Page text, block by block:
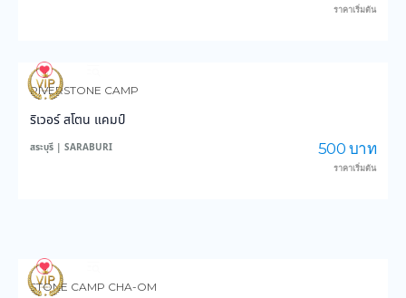
ราคาเริ่มต้น
108
RIVERSTONE CAMP
ริเวอร์ สโตน แคมป์
สระบุรี | SARABURI 500 บาท
ราคาเริ่มต้น
112
STONE CAMP CHA-OM